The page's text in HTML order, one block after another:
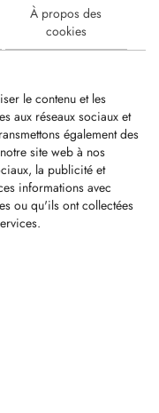
À propos des
cookies
le contenu et les
aux réseaux sociaux et
également des
site web à nos
la publicité et
informations avec
ou qu'ils ont collectées
LOGIN